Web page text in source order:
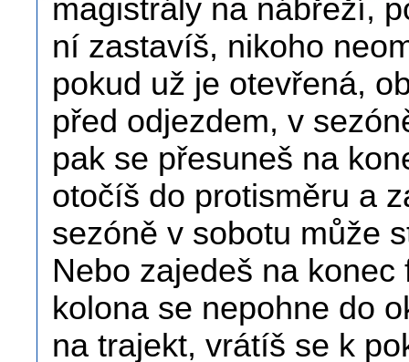
magistrály na nábřeží,
ní zastavíš, nikoho
pokud už je otevřená,
před odjezdem, v
pak se přesuneš na
otočíš do protisměru a
sezóně v sobotu může
Nebo zajedeš na
kolona se nepohne do
na trajekt, vrátíš se k